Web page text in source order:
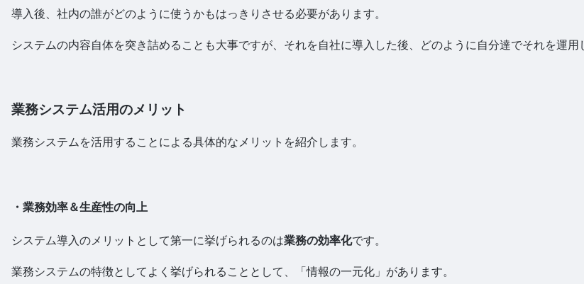
導入後、社内の誰がどのように使うかもはっきりさせる必要があります。
システムの内容自体を突き詰めることも大事ですが、それを自社に導入した後、どのように自分達でそれを運用
業務システム活用のメリット
業務システムを活用することによる具体的なメリットを紹介します。
・業務効率＆生産性の向上
システム導入のメリットとして第一に挙げられるのは業務の効率化です。
業務システムの特徴としてよく挙げられることとして、「情報の一元化」があります。